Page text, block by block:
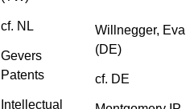
cf. NL
Gevers
Patents
Intellectual
Willnegger, Eva
(DE)
cf. DE